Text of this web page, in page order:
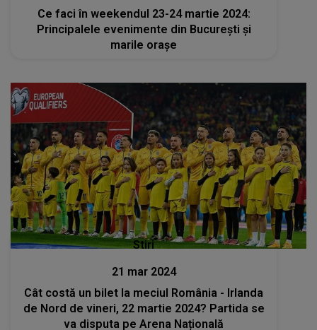
Ce faci în weekendul 23-24 martie 2024:
Principalele evenimente din București și
marile orașe
Stiri
21 mar 2024
Cât costă un bilet la meciul România - Irlanda
de Nord de vineri, 22 martie 2024? Partida se
va disputa pe Arena Națională